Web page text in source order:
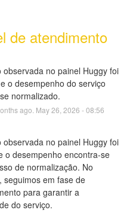
de atendimento
observada no painel Huggy foi
o desempenho do serviço
normalizado.
ago. May26 2026 -08:56
observada no painel Huggy foi
o desempenho encontra-se
de normalização. No
seguimos em fase de
para garantir a
do serviço.